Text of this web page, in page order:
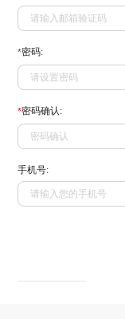
*密码:
*密码确认:
手机号: